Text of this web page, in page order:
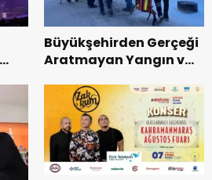
Büyükşehirden Gerçeği
Aratmayan Yangın ve